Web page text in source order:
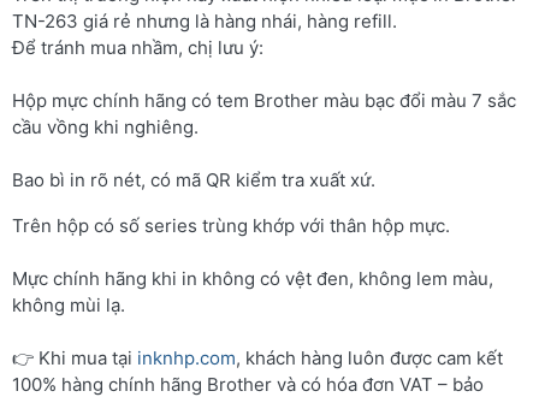
TN-263 giá rẻ nhưng là hàng nhái, hàng refill.
Để tránh mua nhầm, chị lưu ý:
Hộp mực chính hãng có tem Brother màu bạc đổi màu 7 sắc
cầu vồng khi nghiêng.
Bao bì in rõ nét, có mã QR kiểm tra xuất xứ.
Trên hộp có số series trùng khớp với thân hộp mực.
Mực chính hãng khi in không có vệt đen, không lem màu,
không mùi lạ.
👉 Khi mua tại inknhp.com, khách hàng luôn được cam kết
100% hàng chính hãng Brother và có hóa đơn VAT – bảo